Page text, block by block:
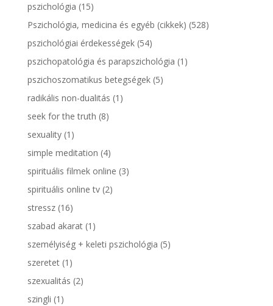
pszichológia (15)
Pszichológia, medicina és egyéb (cikkek) (528)
pszichológiai érdekességek(54)
pszichopatológia és parapszichológia (1)
pszichoszomatikus betegségek(5)
radikális non-dualitás (1)
seek for the truth (8)
sexuality(1)
simple meditation (4)
spirituális filmek online (3)
spirituális online tv(2)
stressz(16)
szabad akarat(1)
személyiség + keleti pszichológia (5)
szeretet(1)
szexualitás (2)
szingli (1)